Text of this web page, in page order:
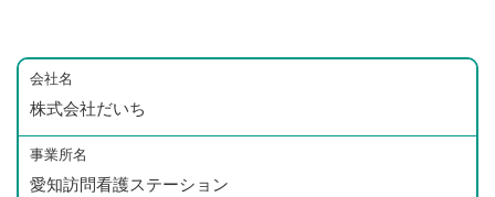
会社名
株式会社だいち
事業所名
愛知訪問看護ステーション